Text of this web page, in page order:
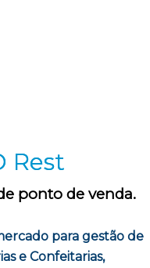
Rest
ponto de venda.
para gestão de
e Confeitarias,